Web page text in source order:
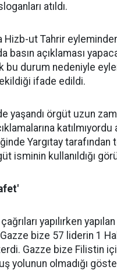
atıldı.
Hizb-ut Tahrir
basın açıklaması
bu durum nedeniyle
ifade edildi.
yaşandı örgüt uzun
katılmıyordu
Yargıtay
isminin kullanıldığı
yapılırken yapılan
bize 57 liderin 1
Gazze bize Filistin
yolunun olmadığı